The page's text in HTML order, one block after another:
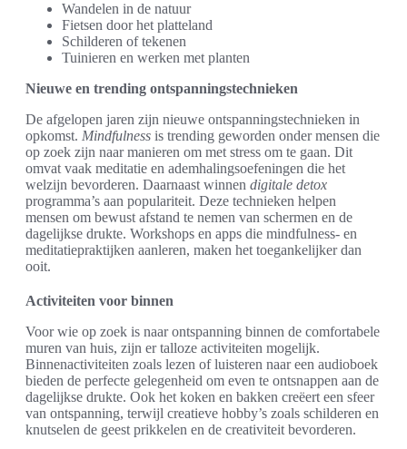
Wandelen in de natuur
Fietsen door het platteland
Schilderen of tekenen
Tuinieren en werken met planten
Nieuwe en trending ontspanningstechnieken
De afgelopen jaren zijn nieuwe ontspanningstechnieken in
opkomst. Mindfulness is trending geworden onder mensen die
op zoek zijn naar manieren om met stress om te gaan. Dit
omvat vaak meditatie en ademhalingsoefeningen die het
welzijn bevorderen. Daarnaast winnen digitale detox
programma’s aan populariteit. Deze technieken helpen
mensen om bewust afstand te nemen van schermen en de
dagelijkse drukte. Workshops en apps die mindfulness- en
meditatiepraktijken aanleren, maken het toegankelijker dan
ooit.
Activiteiten voor binnen
Voor wie op zoek is naar ontspanning binnen de comfortabele
muren van huis, zijn er talloze activiteiten mogelijk.
Binnenactiviteiten zoals lezen of luisteren naar een audioboek
bieden de perfecte gelegenheid om even te ontsnappen aan de
dagelijkse drukte. Ook het koken en bakken creëert een sfeer
van ontspanning, terwijl creatieve hobby’s zoals schilderen en
knutselen de geest prikkelen en de creativiteit bevorderen.